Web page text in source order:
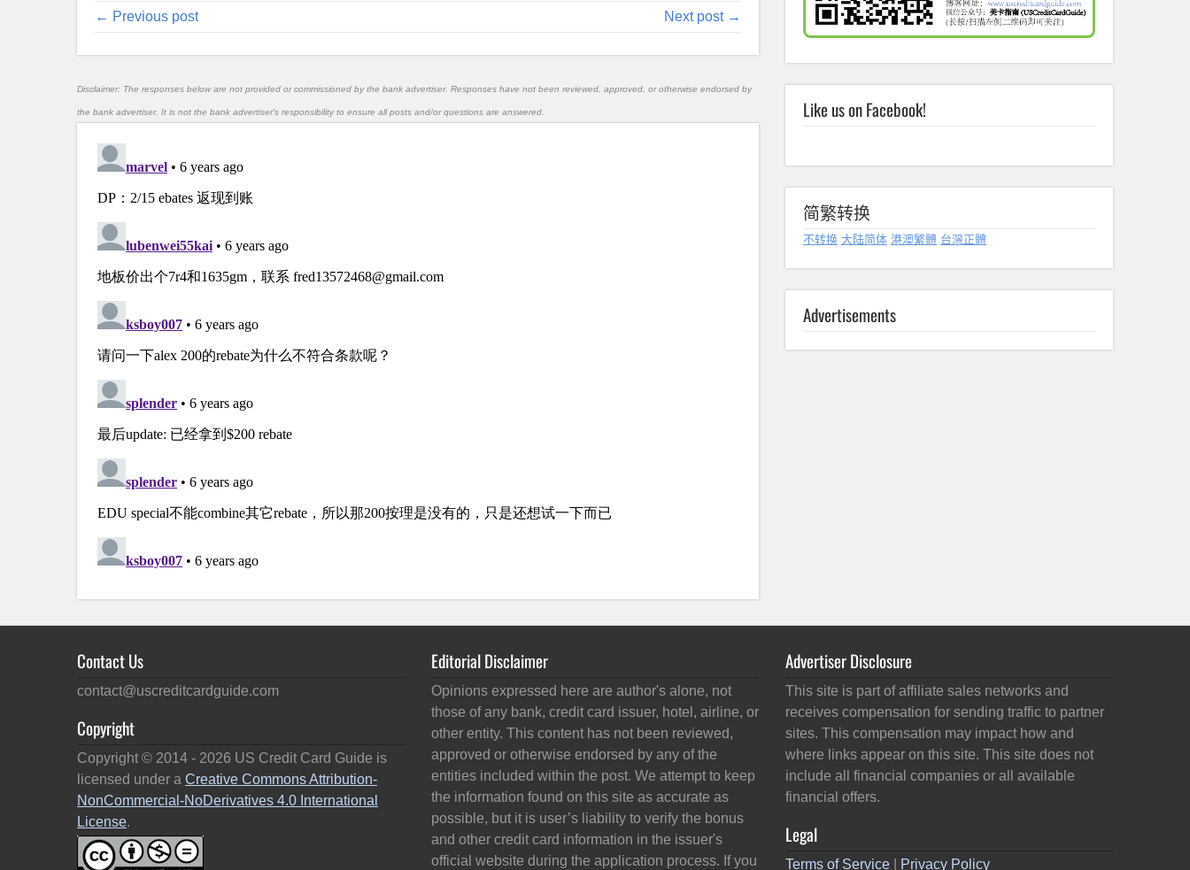
← Previous post Next post →
Disclaimer: The responses below are not provided or commissioned by the bank advertiser. Responses have not been reviewed, approved, or otherwise endorsed by
the bank advertiser. It is not the bank advertiser's responsibility to ensure all posts and/or questions are answered. Like us on Facebook!
简繁转换
不转换 大陆简体 港澳繁體 台灣正體
Advertisements
Contact Us
contact@uscreditcardguide.com
Copyright
Copyright © 2014 - 2026 US Credit Card Guide is
licensed under a Creative Commons Attribution-
NonCommercial-NoDerivatives 4.0 International
License.
Editorial Disclaimer
Opinions expressed here are author's alone, not
those of any bank, credit card issuer, hotel, airline, or
other entity. This content has not been reviewed,
approved or otherwise endorsed by any of the
entities included within the post. We attempt to keep
the information found on this site as accurate as
possible, but it is user’s liability to verify the bonus
and other credit card information in the issuer's
official website during the application process. If you
Advertiser Disclosure
This site is part of affiliate sales networks and
receives compensation for sending traffic to partner
sites. This compensation may impact how and
where links appear on this site. This site does not
include all financial companies or all available
financial offers.
Legal
Terms of Service Privacy Policy